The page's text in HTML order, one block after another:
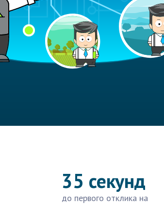
35 секунд
до первого отклика на